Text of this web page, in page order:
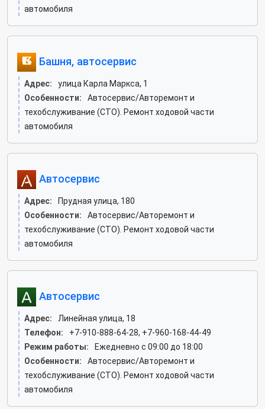
автомобиля
Башня, автосервис
Адрес:
улица Карла Маркса, 1
Особенности:
Автосервис/Авторемонт и
техобслуживание (СТО). Ремонт ходовой части
автомобиля
Автосервис
Адрес:
Прудная улица, 180
Особенности:
Автосервис/Авторемонт и
техобслуживание (СТО). Ремонт ходовой части
автомобиля
Автосервис
Адрес:
Линейная улица, 18
Телефон:
+7-910-888-64-28, +7-960-168-44-49
Режим работы:
Ежедневно с 09:00 до 18:00
Особенности:
Автосервис/Авторемонт и
техобслуживание (СТО). Ремонт ходовой части
автомобиля